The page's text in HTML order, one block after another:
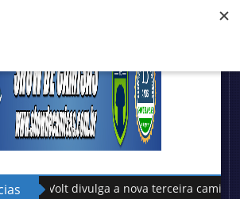
divulga a nova terceira camisa do